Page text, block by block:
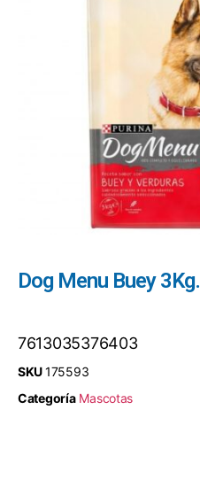
Dog Menu Buey 3Kg.
7613035376403
SKU175593
Categoría Mascotas